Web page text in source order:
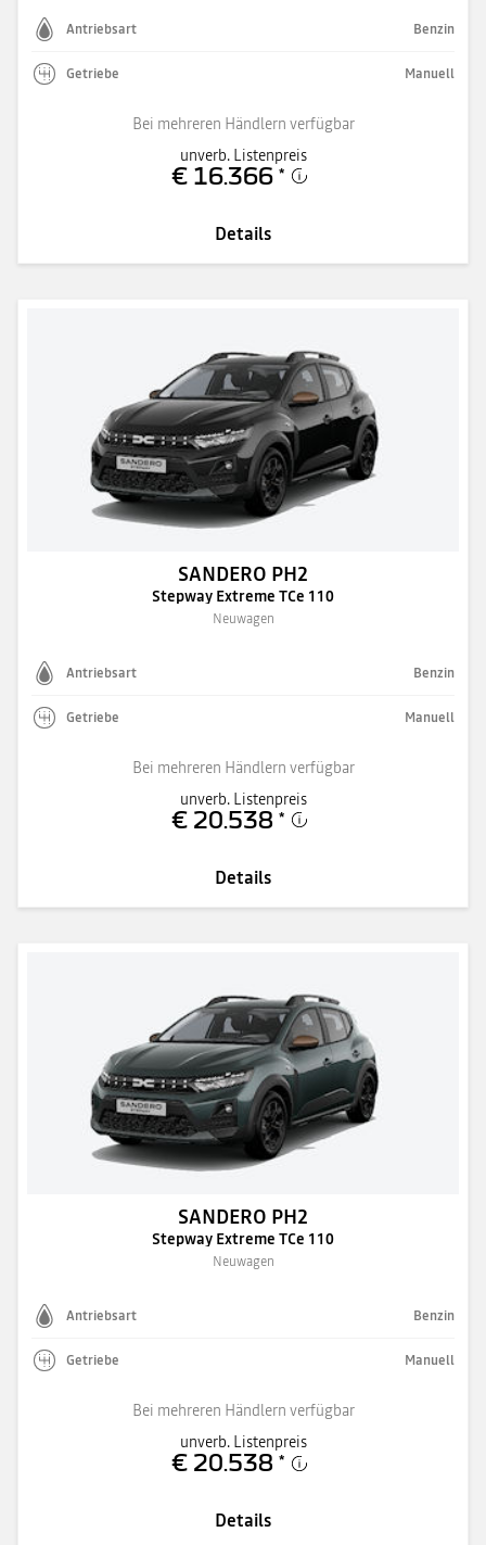
Antriebsart Benzin
Getriebe Manuell
Bei mehreren Händlern verfügbar
unverb. Listenpreis
€ 16.366 *
Details
SANDERO PH2
Stepway Extreme TCe 110
Neuwagen
Antriebsart Benzin
Getriebe Manuell
Bei mehreren Händlern verfügbar
unverb. Listenpreis
€ 20.538 *
Details
SANDERO PH2
Stepway Extreme TCe 110
Neuwagen
Antriebsart Benzin
Getriebe Manuell
Bei mehreren Händlern verfügbar
unverb. Listenpreis
€ 20.538 *
Details